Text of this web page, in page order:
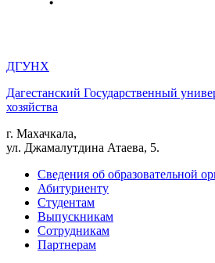
ДГУНХ
Дагестанский Государственный
хозяйства
г. Махачкала,
ул. Джамалутдина Атаева, 5.
Сведения об образовательной
Абитуриенту
Студентам
Выпускникам
Сотрудникам
Партнерам